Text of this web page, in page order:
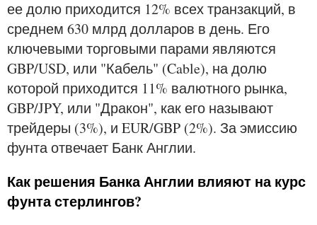
ее долю приходится 12% всех транзакций, в
среднем 630 млрд долларов в день. Его
ключевыми торговыми парами являются
GBP/USD, или "Кабель" (Cable), на долю
которой приходится 11% валютного рынка,
GBP/JPY, или "Дракон", как его называют
трейдеры (3%), и EUR/GBP (2%). За эмиссию
фунта отвечает Банк Англии.
Как решения Банка Англии влияют на курс
фунта стерлингов?